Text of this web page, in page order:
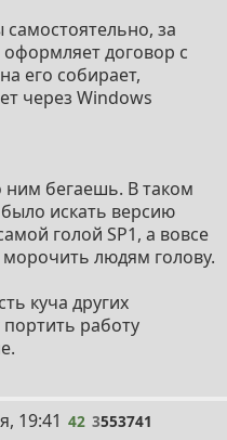
за
договор с
его собирает,
через Windows
бегаешь. В таком
искать версию
голой SP1, а вовсе
людям голову.
куча других
работу
19:41 42 3553741